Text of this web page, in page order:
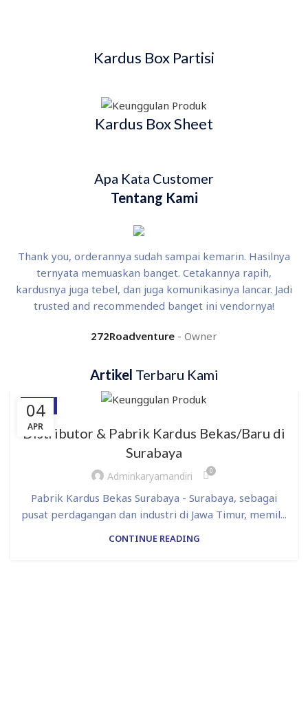
Kardus Box Partisi
Kardus Box Sheet
Apa Kata Customer
Tentang Kami
Thank you, orderannya sudah sampai kemarin. Hasilnya
ternyata memuaskan banget. Cetakannya rapih,
kardusnya juga tebel, dan juga komunikasinya lancar. Jadi
trusted and recommended banget ini vendornya!
272Roadventure Owner
Artikel Terbaru Kami
04
APR
BLOG
Distributor & Pabrik Kardus Bekas/Baru di
Surabaya
Adminkaryamandiri 0
Pabrik Kardus Bekas Surabaya - Surabaya, sebagai
pusat perdagangan dan industri di Jawa Timur, memil...
CONTINUE READING